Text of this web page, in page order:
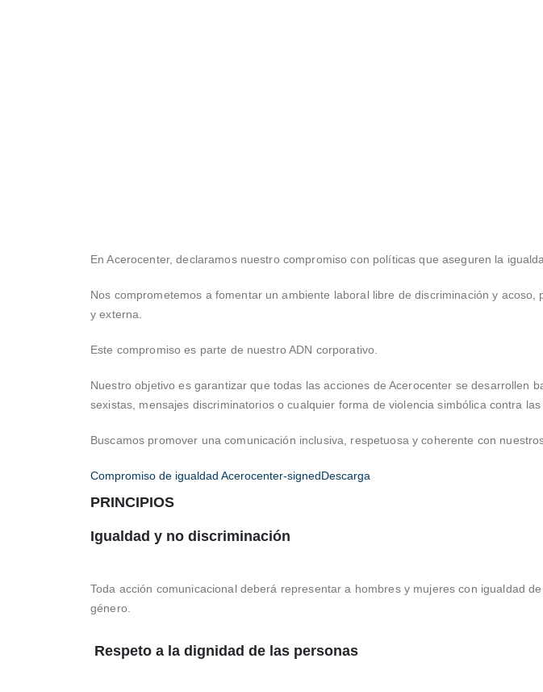
En Acerocenter, declaramos nuestro compromiso con políticas que aseguren la
Nos comprometemos a fomentar un ambiente laboral libre de discriminación y
y externa.
Este compromiso es parte de nuestro ADN corporativo.
Nuestro objetivo es garantizar que todas las acciones de Acerocenter se
sexistas, mensajes discriminatorios o cualquier forma de violencia simbólica contra las
Buscamos promover una comunicación inclusiva, respetuosa y coherente con
Compromiso de igualdad Acerocenter-signedDescarga
PRINCIPIOS
Igualdad y no discriminación
Toda acción comunicacional deberá representar a hombres y mujeres con igualdad
género.
Respeto a la dignidad de las personas